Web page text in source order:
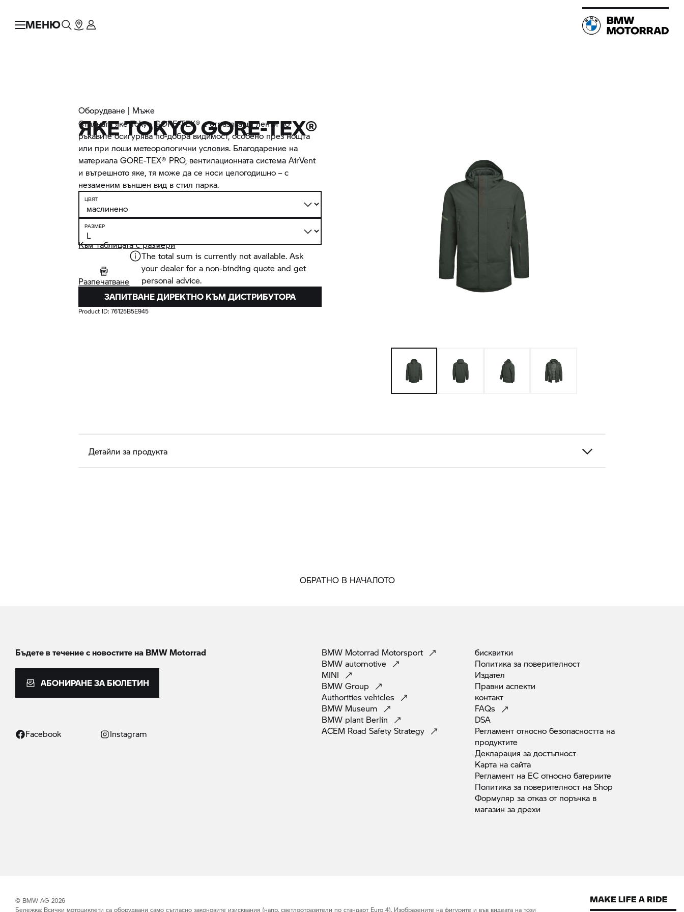
МЕНЮ
Оборудване | Мъже
ЯКЕ TOKYO GORE-TEX®
Стилната яке Tokyo GORE-TEX® с отразяващи ленти по
ръкавите осигурява по-добра видимост, особено през нощта
или при лоши метеорологични условия. Благодарение на
материала GORE-TEX® PRO, вентилационната система AirVent
и вътрешното яке, тя може да се носи целогодишно – с
незаменим външен вид в стил парка.
ЦВЯТ
РАЗМЕР
Към таблицата с размери
Разпечатване
The total sum is currently not available. Ask
your dealer for a non-binding quote and get
personal advice.
ЗАПИТВАНЕ ДИРЕКТНО КЪМ ДИСТРИБУТОРА
Product ID:76125B5E945
Детайли за продукта
ОБРАТНО В НАЧАЛОТО
Бъдете в течение с новостите на BMW Motorrad
АБОНИРАНЕ ЗА БЮЛЕТИН
Facebook Instagram
BMW Motorrad Motorsport
BMW automotive
MINI
BMW Group
Authorities vehicles
BMW Museum
BMW plant Berlin
ACEM Road Safety Strategy
бисквитки
Политика за поверителност
Издател
Правни аспекти
контакт
FAQs
DSA
Регламент относно безопасността на
продуктите
Декларация за достъпност
Карта на сайта
Регламент на ЕС относно батериите
Политика за поверителност на Shop
Формуляр за отказ от поръчка в
магазин за дрехи
© BMW AG 2026
Бележка: Всички мотоциклети са оборудвани само съгласно законовите изисквания (напр. светлоотразители по стандарт Euro 4). Изобразените на фигурите и във видеата на този